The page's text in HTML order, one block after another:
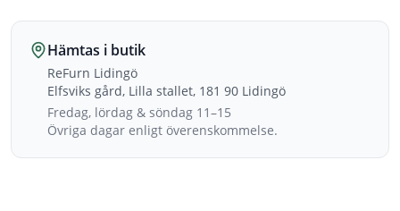
Hämtas i butik
ReFurn Lidingö
Elfsviks gård, Lilla stallet, 181 90 Lidingö
Fredag, lördag & söndag 11–15
Övriga dagar enligt överenskommelse.